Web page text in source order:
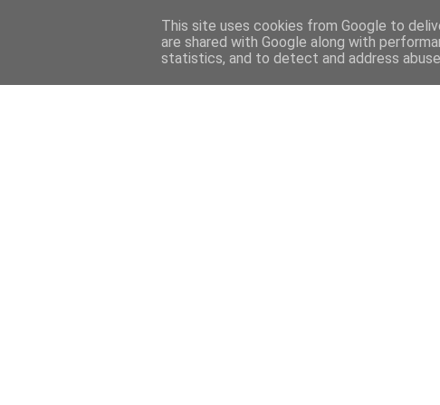
This site uses cookies from Google to
are shared with Google along with
statistics, and to detect and address